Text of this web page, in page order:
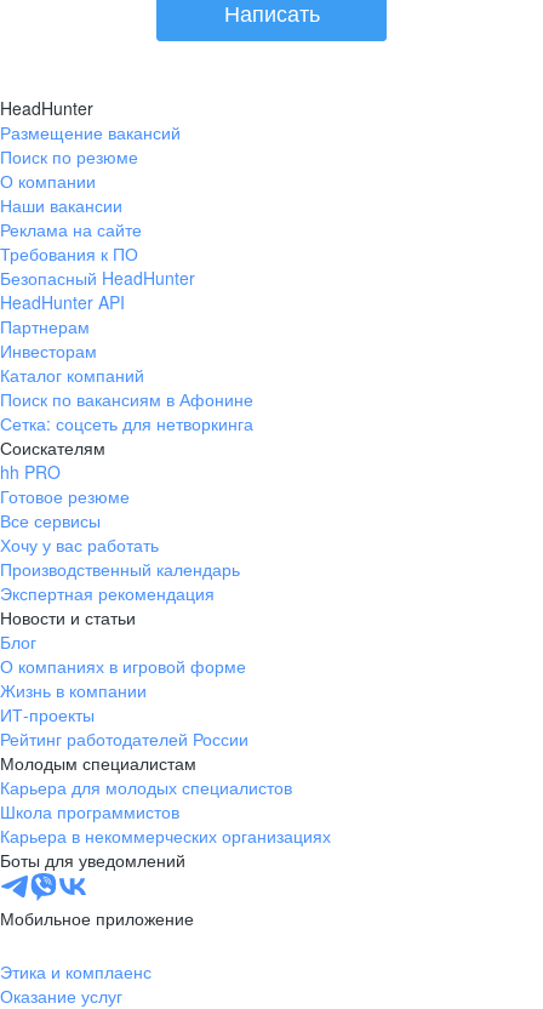
Написать
HeadHunter
Размещение вакансий
Поиск по резюме
О компании
Наши вакансии
Реклама на сайте
Требования к ПО
Безопасный HeadHunter
HeadHunter API
Партнерам
Инвесторам
Каталог компаний
Поиск по вакансиям в Афонине
Сетка: соцсеть для нетворкинга
Соискателям
hh PRO
Готовое резюме
Все сервисы
Хочу у вас работать
Производственный календарь
Экспертная рекомендация
Новости и статьи
Блог
О компаниях в игровой форме
Жизнь в компании
ИТ-проекты
Рейтинг работодателей России
Молодым специалистам
Карьера для молодых специалистов
Школа программистов
Карьера в некоммерческих организациях
Боты для уведомлений
Мобильное приложение
Этика и комплаенс
Оказание услуг